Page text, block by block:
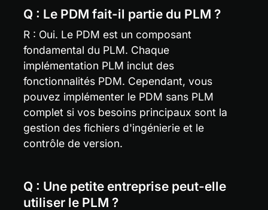
Q : Le PDM fait-il partie du PLM ?
R : Oui. Le PDM est un composant
fondamental du PLM. Chaque
implémentation PLM inclut des
fonctionnalités PDM. Cependant, vous
pouvez implémenter le PDM sans PLM
complet si vos besoins principaux sont la
gestion des fichiers d'ingénierie et le
contrôle de version.
Q : Une petite entreprise peut-elle
utiliser le PLM ?